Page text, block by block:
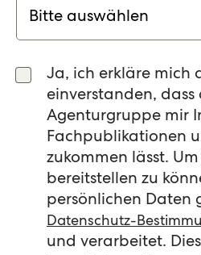
Ja, ich erkläre mich
einverstanden,
Agenturgruppe mir
Fachpublikationen
zukommen lässt.
bereitstellen zu
persönlichen Daten
Datenschutz-
und verarbeitet.